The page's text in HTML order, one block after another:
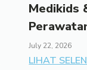
Medikids
July 22, 2026
LIHAT